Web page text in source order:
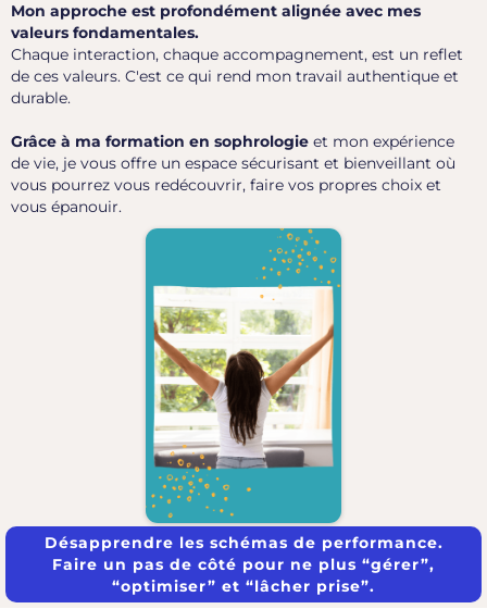
Mon approche est profondément alignée avec mes
valeurs fondamentales.
Chaque interaction, chaque accompagnement, est un reflet
de ces valeurs. C'est ce qui rend mon travail authentique et
durable.
Grâce à ma formation en sophrologie et mon expérience
de vie, je vous offre un espace sécurisant et bienveillant où
vous pourrez vous redécouvrir, faire vos propres choix et
vous épanouir.
Désapprendre les schémas de performance.
Faire un pas de côté pour ne plus “gérer”,
“optimiser” et “lâcher prise”.